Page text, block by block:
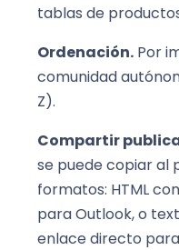
tablas de
Ordenación.Por
comunidad
Z).
Compartir
se puede copiar al
formatos: HTML
para Outlook, o
enlace directo